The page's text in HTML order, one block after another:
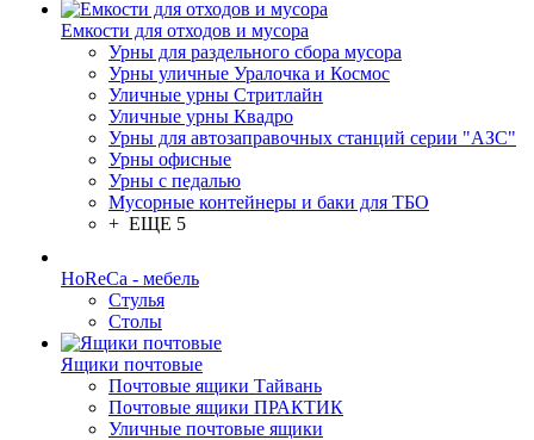
Емкости для отходов и мусора
Урны для раздельного сбора мусора
Урны уличные Уралочка и Космос
Уличные урны Стритлайн
Уличные урны Квадро
Урны для автозаправочных станций серии "АЗС"
Урны офисные
Урны с педалью
Мусорные контейнеры и баки для ТБО
+ ЕЩЕ 5
HoReCa - мебель
Стулья
Столы
Ящики почтовые
Почтовые ящики Тайвань
Почтовые ящики ПРАКТИК
Уличные почтовые ящики